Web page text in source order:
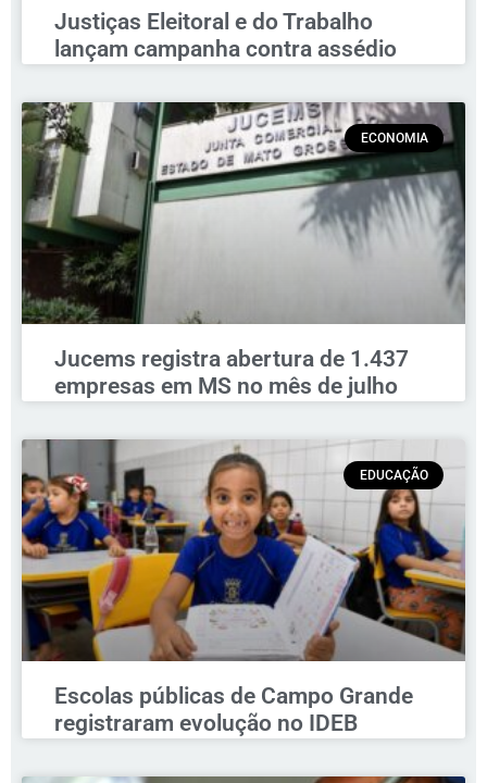
Justiças Eleitoral e do Trabalho
lançam campanha contra assédio
ECONOMIA
Jucems registra abertura de 1.437
empresas em MS no mês de julho
EDUCAÇÃO
Escolas públicas de Campo Grande
registraram evolução no IDEB